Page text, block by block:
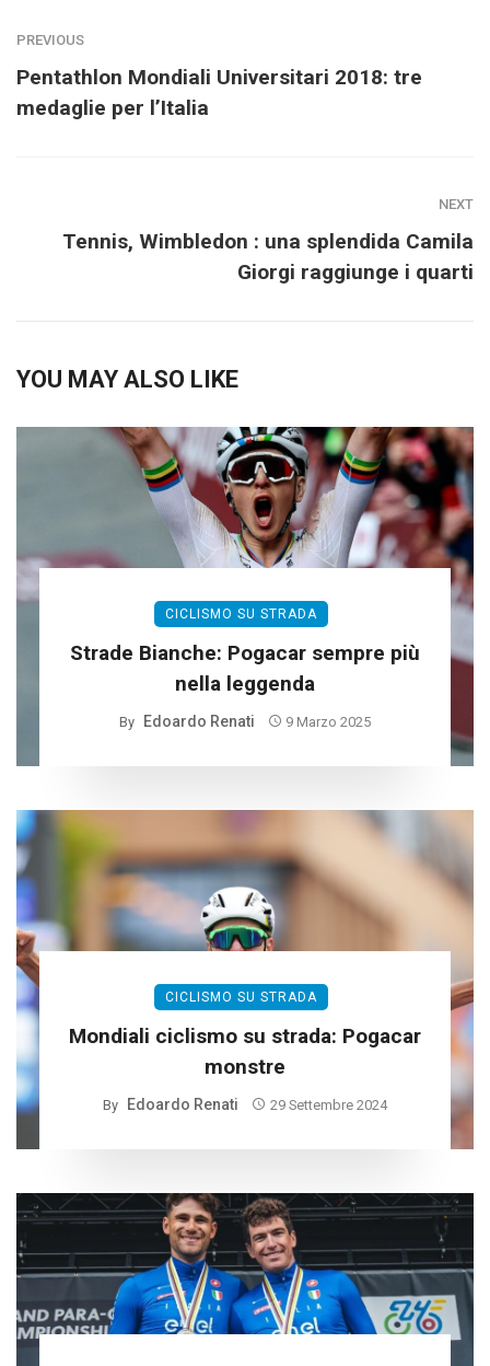
PREVIOUS
Pentathlon Mondiali Universitari 2018: tre
medaglie per l’Italia
NEXT
Tennis, Wimbledon : una splendida Camila
Giorgi raggiunge i quarti
YOU MAY ALSO LIKE
CICLISMO SU STRADA
Strade Bianche: Pogacar sempre più
nella leggenda
By Edoardo Renati 9 Marzo 2025
CICLISMO SU STRADA
Mondiali ciclismo su strada: Pogacar
monstre
By Edoardo Renati 29 Settembre 2024